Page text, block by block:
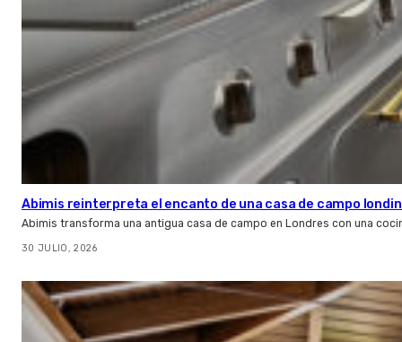
Abimis reinterpreta el encanto de una casa de campo
Abimis transforma una antigua casa de campo en Londres con una
30 JULIO, 2026